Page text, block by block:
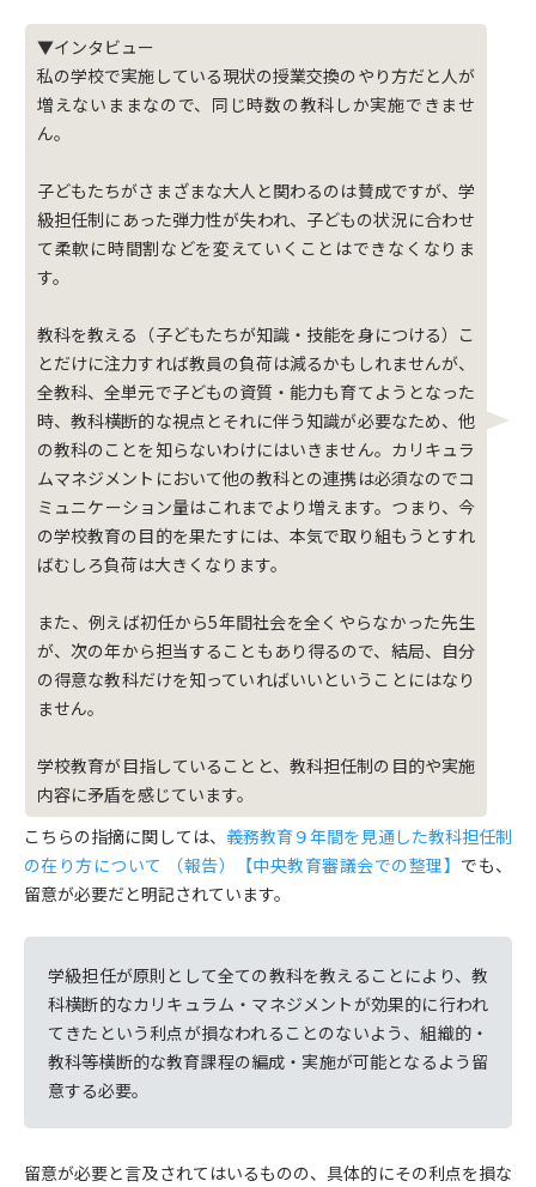
▼インタビュー
私の学校で実施している現状の授業交換のやり方だと人が
増えないままなので、同じ時数の教科しか実施できませ
ん。
子どもたちがさまざまな大人と関わるのは賛成ですが、学
級担任制にあった弾力性が失われ、子どもの状況に合わせ
て柔軟に時間割などを変えていくことはできなくなりま
す。
教科を教える（子どもたちが知識・技能を身につける）こ
とだけに注力すれば教員の負荷は減るかもしれませんが、
全教科、全単元で子どもの資質・能力も育てようとなった
時、教科横断的な視点とそれに伴う知識が必要なため、他
の教科のことを知らないわけにはいきません。カリキュラ
ムマネジメントにおいて他の教科との連携は必須なのでコ
ミュニケーション量はこれまでより増えます。つまり、今
の学校教育の目的を果たすには、本気で取り組もうとすれ
ばむしろ負荷は大きくなります。
また、例えば初任から5年間社会を全くやらなかった先生
が、次の年から担当することもあり得るので、結局、自分
の得意な教科だけを知っていればいいということにはなり
ません。
学校教育が目指していることと、教科担任制の目的や実施
内容に矛盾を感じています。
こちらの指摘に関しては、 義務教育９年間を見通した教科担任制
の在り方について （報告）【中央教育審議会での整理】 でも、
留意が必要だと明記されています。
学級担任が原則として全ての教科を教えることにより、教
科横断的なカリキュラム・マネジメントが効果的に行われ
てきたという利点が損なわれることのないよう、組織的・
教科等横断的な教育課程の編成・実施が可能となるよう留
意する必要。
留意が必要と言及されてはいるものの、具体的にその利点を損な